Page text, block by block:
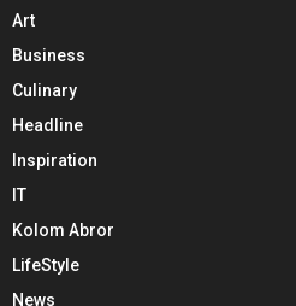
Art
Business
Culinary
Headline
Inspiration
IT
Kolom Abror
LifeStyle
News